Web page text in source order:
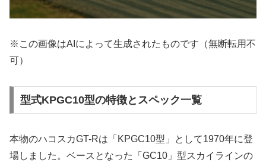
※この画像はAIによって生成されたものです（無断転用不
可）
型式KPGC10型の特徴とスペック一覧
本物のハコスカGT-Rは「KPGC10型」として1970年に登
場しました。ベースとなった「GC10」型スカイラインの